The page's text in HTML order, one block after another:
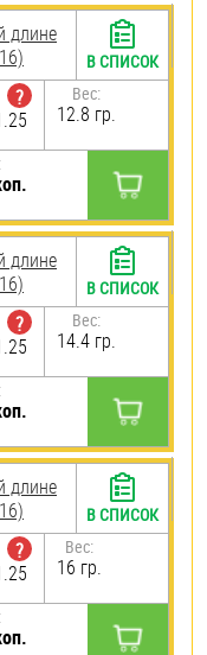
длине
?
Вес:
12.8 гр.
В СПИСОК
длине
?
Вес:
14.4 гр.
В СПИСОК
длине
?
Вес:
16 гр.
В СПИСОК